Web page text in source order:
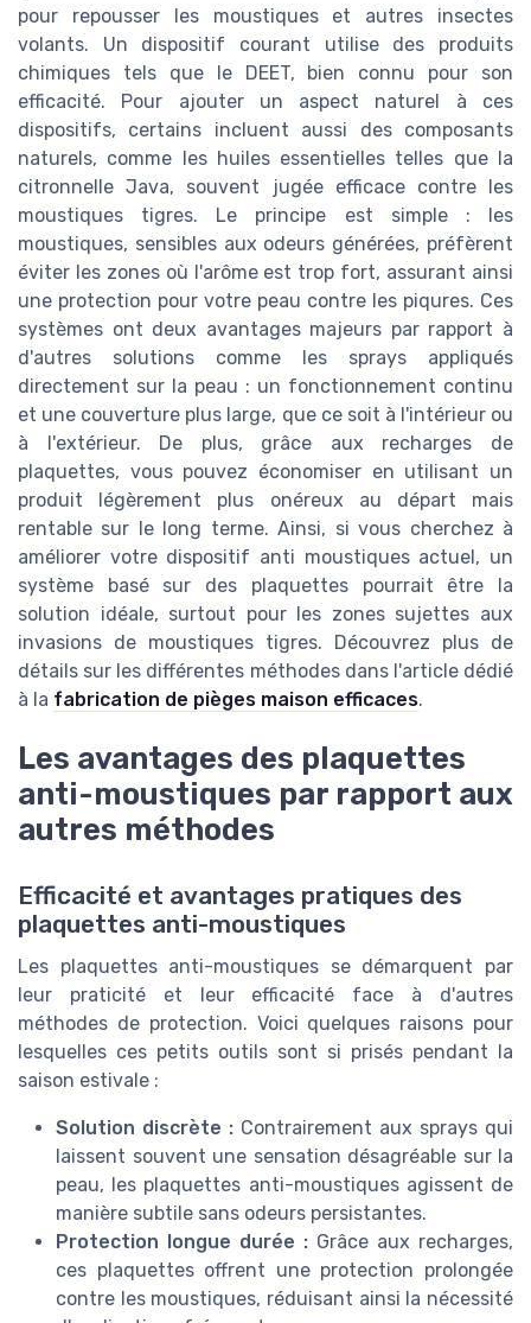
pour repousser les moustiques et autres insectes
volants. Un dispositif courant utilise des produits
chimiques tels que le DEET, bien connu pour son
efficacité. Pour ajouter un aspect naturel à ces
dispositifs, certains incluent aussi des composants
naturels, comme les huiles essentielles telles que la
citronnelle Java, souvent jugée efficace contre les
moustiques tigres. Le principe est simple : les
moustiques, sensibles aux odeurs générées, préfèrent
éviter les zones où l'arôme est trop fort, assurant ainsi
une protection pour votre peau contre les piqures. Ces
systèmes ont deux avantages majeurs par rapport à
d'autres solutions comme les sprays appliqués
directement sur la peau : un fonctionnement continu
et une couverture plus large, que ce soit à l'intérieur ou
à l'extérieur. De plus, grâce aux recharges de
plaquettes, vous pouvez économiser en utilisant un
produit légèrement plus onéreux au départ mais
rentable sur le long terme. Ainsi, si vous cherchez à
améliorer votre dispositif anti moustiques actuel, un
système basé sur des plaquettes pourrait être la
solution idéale, surtout pour les zones sujettes aux
invasions de moustiques tigres. Découvrez plus de
détails sur les différentes méthodes dans l'article dédié
à la fabrication de pièges maison efficaces.
Les avantages des plaquettes
anti-moustiques par rapport aux
autres méthodes
Efficacité et avantages pratiques des
plaquettes anti-moustiques
Les plaquettes anti-moustiques se démarquent par
leur praticité et leur efficacité face à d'autres
méthodes de protection. Voici quelques raisons pour
lesquelles ces petits outils sont si prisés pendant la
saison estivale :
Solution discrète : Contrairement aux sprays qui
laissent souvent une sensation désagréable sur la
peau, les plaquettes anti-moustiques agissent de
manière subtile sans odeurs persistantes.
Protection longue durée : Grâce aux recharges,
ces plaquettes offrent une protection prolongée
contre les moustiques, réduisant ainsi la nécessité